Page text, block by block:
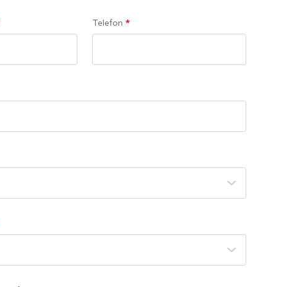
Telefon *